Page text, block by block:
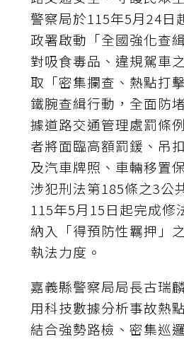
警察局於115年5月24日
政署啟動「全國強化查
對吸食毒品、違規駕車
取「密集攔查、熱點打
鐵腕查緝行動，全面防
據道路交通管理處罰條
者將面臨高額罰鍰、吊
及汽車牌照、車輛移置
涉犯刑法第185條之3公
115年5月15日起完成修
納入「得預防性羈押」
執法力度。
嘉義縣警察局局長古瑞
用科技數據分析事故熱
結合強勢路檢、密集巡